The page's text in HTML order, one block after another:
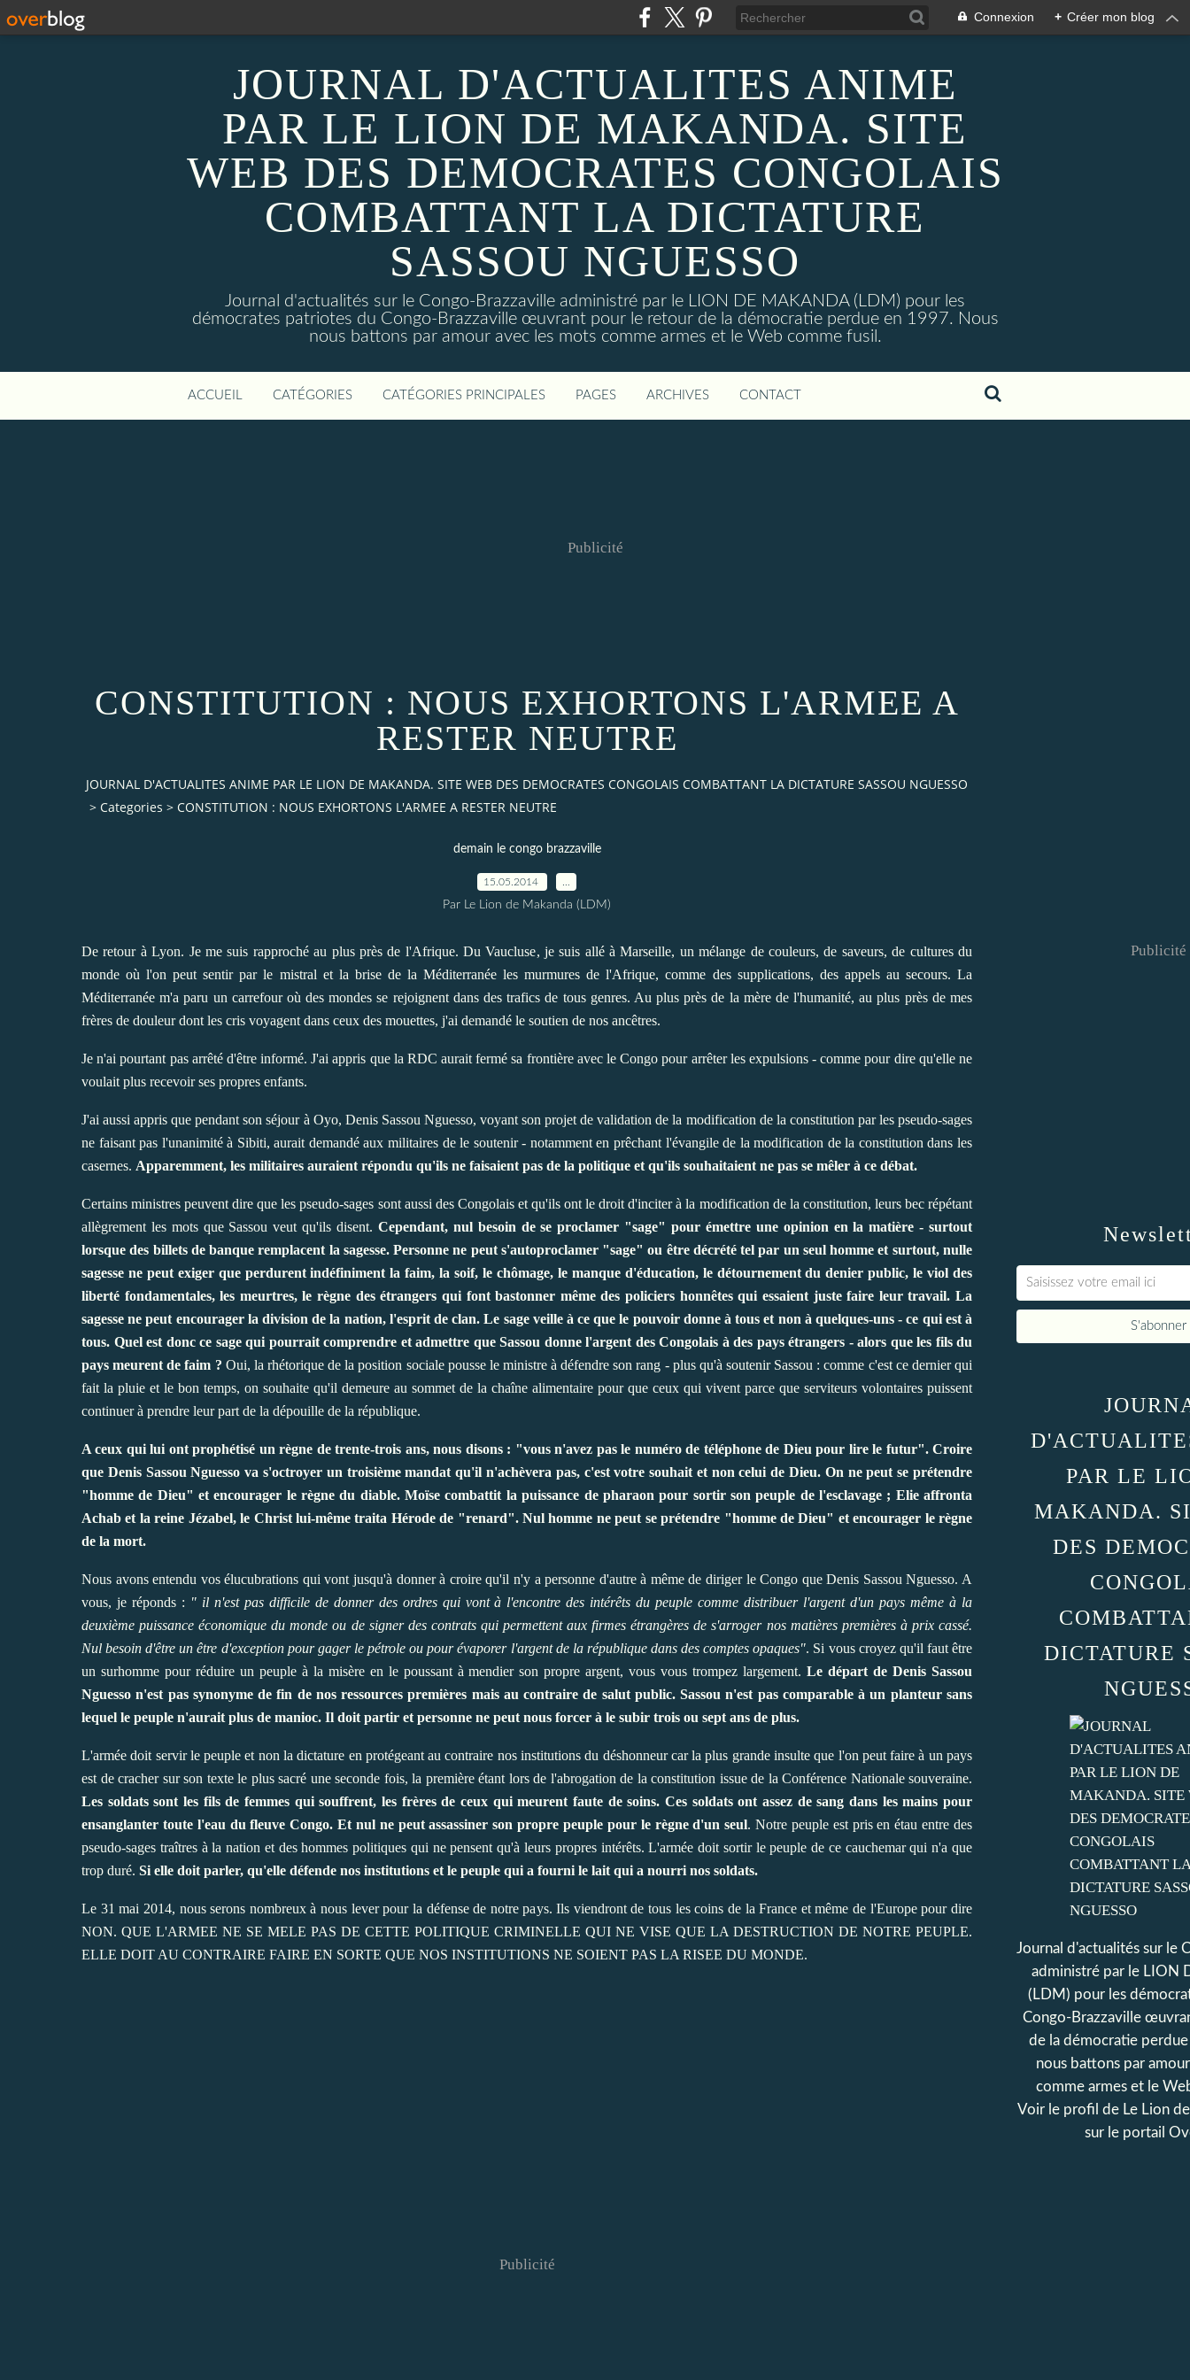
Connexion + Créer mon blog
JOURNAL D'ACTUALITES ANIME
PAR LE LION DE MAKANDA. SITE
WEB DES DEMOCRATES CONGOLAIS
COMBATTANT LA DICTATURE
SASSOU NGUESSO
Journal d'actualités sur le Congo-Brazzaville administré par le LION DE MAKANDA (LDM) pour les
démocrates patriotes du Congo-Brazzaville œuvrant pour le retour de la démocratie perdue en 1997. Nous
nous battons par amour avec les mots comme armes et le Web comme fusil.
ACCUEIL CATÉGORIES CATÉGORIES PRINCIPALES PAGES ARCHIVES CONTACT
Publicité
CONSTITUTION : NOUS EXHORTONS L'ARMEE A
RESTER NEUTRE
JOURNAL D'ACTUALITES ANIME PAR LE LION DE MAKANDA. SITE WEB DES DEMOCRATES CONGOLAIS COMBATTANT LA DICTATURE SASSOU NGUESSO
> Categories > CONSTITUTION : NOUS EXHORTONS L'ARMEE A RESTER NEUTRE
demain le congo brazzaville
15.05.2014
Par Le Lion de Makanda (LDM)
De retour à Lyon. Je me suis rapproché au plus près de l'Afrique. Du Vaucluse, je suis allé à Marseille, un mélange de couleurs, de saveurs, de cultures du
monde où l'on peut sentir par le mistral et la brise de la Méditerranée les murmures de l'Afrique, comme des supplications, des appels au secours. La
Méditerranée m'a paru un carrefour où des mondes se rejoignent dans des trafics de tous genres. Au plus près de la mère de l'humanité, au plus près de mes
frères de douleur dont les cris voyagent dans ceux des mouettes, j'ai demandé le soutien de nos ancêtres.
Je n'ai pourtant pas arrêté d'être informé. J'ai appris que la RDC aurait fermé sa frontière avec le Congo pour arrêter les expulsions - comme pour dire qu'elle ne
voulait plus recevoir ses propres enfants.
J'ai aussi appris que pendant son séjour à Oyo, Denis Sassou Nguesso, voyant son projet de validation de la modification de la constitution par les pseudo-sages
ne faisant pas l'unanimité à Sibiti, aurait demandé aux militaires de le soutenir - notamment en prêchant l'évangile de la modification de la constitution dans les
casernes. Apparemment, les militaires auraient répondu qu'ils ne faisaient pas de la politique et qu'ils souhaitaient ne pas se mêler à ce débat.
Certains ministres peuvent dire que les pseudo-sages sont aussi des Congolais et qu'ils ont le droit d'inciter à la modification de la constitution, leurs bec répétant
allègrement les mots que Sassou veut qu'ils disent. Cependant, nul besoin de se proclamer "sage" pour émettre une opinion en la matière - surtout
lorsque des billets de banque remplacent la sagesse. Personne ne peut s'autoproclamer "sage" ou être décrété tel par un seul homme et surtout, nulle
sagesse ne peut exiger que perdurent indéfiniment la faim, la soif, le chômage, le manque d'éducation, le détournement du denier public, le viol des
liberté fondamentales, les meurtres, le règne des étrangers qui font bastonner même des policiers honnêtes qui essaient juste faire leur travail. La
sagesse ne peut encourager la division de la nation, l'esprit de clan. Le sage veille à ce que le pouvoir donne à tous et non à quelques-uns - ce qui est à
tous. Quel est donc ce sage qui pourrait comprendre et admettre que Sassou donne l'argent des Congolais à des pays étrangers - alors que les fils du
pays meurent de faim ? Oui, la rhétorique de la position sociale pousse le ministre à défendre son rang - plus qu'à soutenir Sassou : comme c'est ce dernier qui
fait la pluie et le bon temps, on souhaite qu'il demeure au sommet de la chaîne alimentaire pour que ceux qui vivent parce que serviteurs volontaires puissent
continuer à prendre leur part de la dépouille de la république.
A ceux qui lui ont prophétisé un règne de trente-trois ans, nous disons : "vous n'avez pas le numéro de téléphone de Dieu pour lire le futur". Croire
que Denis Sassou Nguesso va s'octroyer un troisième mandat qu'il n'achèvera pas, c'est votre souhait et non celui de Dieu. On ne peut se prétendre
"homme de Dieu" et encourager le règne du diable. Moïse combattit la puissance de pharaon pour sortir son peuple de l'esclavage ; Elie affronta
Achab et la reine Jézabel, le Christ lui-même traita Hérode de "renard". Nul homme ne peut se prétendre "homme de Dieu" et encourager le règne
de la mort.
Nous avons entendu vos élucubrations qui vont jusqu'à donner à croire qu'il n'y a personne d'autre à même de diriger le Congo que Denis Sassou Nguesso. A
vous, je réponds : " il n'est pas difficile de donner des ordres qui vont à l'encontre des intérêts du peuple comme distribuer l'argent d'un pays même à la
deuxième puissance économique du monde ou de signer des contrats qui permettent aux firmes étrangères de s'arroger nos matières premières à prix cassé.
Nul besoin d'être un être d'exception pour gager le pétrole ou pour évaporer l'argent de la république dans des comptes opaques". Si vous croyez qu'il faut être
un surhomme pour réduire un peuple à la misère en le poussant à mendier son propre argent, vous vous trompez largement.Le départ de Denis Sassou
Nguesso n'est pas synonyme de fin de nos ressources premières mais au contraire de salut public. Sassou n'est pas comparable à un planteur sans
lequel le peuple n'aurait plus de manioc. Il doit partir et personne ne peut nous forcer à le subir trois ou sept ans de plus.
L'armée doit servir le peuple et non la dictature en protégeant au contraire nos institutions du déshonneur car la plus grande insulte que l'on peut faire à un pays
est de cracher sur son texte le plus sacré une seconde fois, la première étant lors de l'abrogation de la constitution issue de la Conférence Nationale souveraine.
Les soldats sont les fils de femmes qui souffrent, les frères de ceux qui meurent faute de soins. Ces soldats ont assez de sang dans les mains pour
ensanglanter toute l'eau du fleuve Congo. Et nul ne peut assassiner son propre peuple pour le règne d'un seul. Notre peuple est pris en étau entre des
pseudo-sages traîtres à la nation et des hommes politiques qui ne pensent qu'à leurs propres intérêts. L'armée doit sortir le peuple de ce cauchemar qui n'a que
trop duré. Si elle doit parler, qu'elle défende nos institutions et le peuple qui a fourni le lait qui a nourri nos soldats.
Le 31 mai 2014, nous serons nombreux à nous lever pour la défense de notre pays. Ils viendront de tous les coins de la France et même de l'Europe pour dire
NON. QUE L'ARMEE NE SE MELE PAS DE CETTE POLITIQUE CRIMINELLE QUI NE VISE QUE LA DESTRUCTION DE NOTRE PEUPLE.
ELLE DOIT AU CONTRAIRE FAIRE EN SORTE QUE NOS INSTITUTIONS NE SOIENT PAS LA RISEE DU MONDE.
Publicité
Publicité
PAR LE
MAKANDA.
DES
DICTATURE
Journal d'actualités sur le
administré par le LION
(LDM) pour les
Congo-Brazzaville
de la démocratie
nous battons par
comme armes et le
Voir le profil de Le Lion
sur le portail